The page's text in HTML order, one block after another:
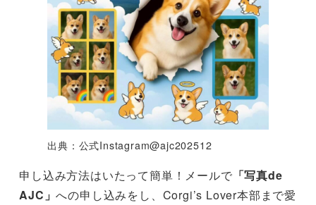
出典：公式Instagram@ajc202512
申し込み方法はいたって簡単！メールで 「写真de
AJC」への申し込みをし、Corgi’s Lover本部まで愛